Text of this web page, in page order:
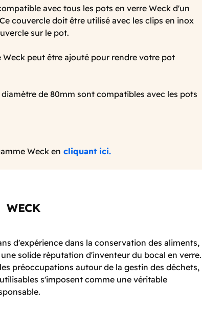
avec tous les pots en verre Weck d'un
couvercle doit être utilisé avec les clips en inox
sur le pot.
peut être ajouté pour rendre votre pot
de 80mm sont compatibles avec les pots
Weck en cliquant ici.
WECK
d'expérience dans la conservation des aliments,
solide réputation d'inventeur du bocal en verre.
préoccupations autour de la gestin des déchets,
s'imposent comme une véritable